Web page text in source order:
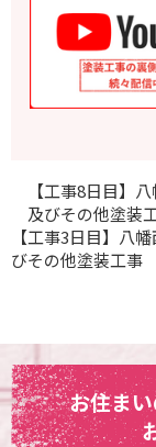
【工事8日目】
及びその他塗装
【工事3日目】八
びその他塗装工事
お住ま